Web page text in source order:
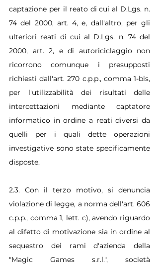
captazione per il reato di cui al D.Lgs. n.
74 del 2000, art. 4, e, dall'altro, per gli
ulteriori reati di cui al D.Lgs. n. 74 del
2000, art. 2, e di autoriciclaggio non
ricorrono comunque i presupposti
richiesti dall'art. 270 c.p.p., comma 1-bis,
per l'utilizzabilità dei risultati delle
intercettazioni mediante captatore
informatico in ordine a reati diversi da
quelli per i quali dette operazioni
investigative sono state specificamente
disposte.
2.3. Con il terzo motivo, si denuncia
violazione di legge, a norma dell'art. 606
c.p.p., comma 1, lett. c), avendo riguardo
al difetto di motivazione sia in ordine al
sequestro dei rami d'azienda della
"Magic Games s.r.l.", società